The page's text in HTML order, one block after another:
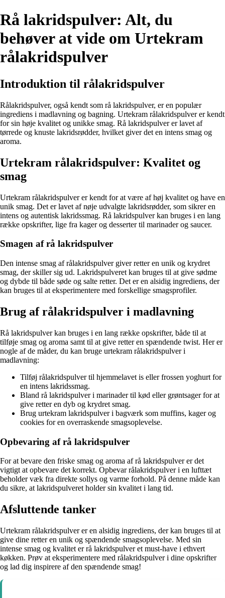
Rå lakridspulver: Alt, du
behøver at vide om Urtekram
rålakridspulver
Introduktion til rålakridspulver
Rålakridspulver, også kendt som rå lakridspulver, er en populær
ingrediens i madlavning og bagning. Urtekram rålakridspulver er kendt
for sin høje kvalitet og unikke smag. Rå lakridspulver er lavet af
tørrede og knuste lakridsrødder, hvilket giver det en intens smag og
aroma.
Urtekram rålakridspulver: Kvalitet og
smag
Urtekram rålakridspulver er kendt for at være af høj kvalitet og have en
unik smag. Det er lavet af nøje udvalgte lakridsrødder, som sikrer en
intens og autentisk lakridssmag. Rå lakridspulver kan bruges i en lang
række opskrifter, lige fra kager og desserter til marinader og saucer.
Smagen af rå lakridspulver
Den intense smag af rålakridspulver giver retter en unik og krydret
smag, der skiller sig ud. Lakridspulveret kan bruges til at give sødme
og dybde til både søde og salte retter. Det er en alsidig ingrediens, der
kan bruges til at eksperimentere med forskellige smagsprofiler.
Brug af rålakridspulver i madlavning
Rå lakridspulver kan bruges i en lang række opskrifter, både til at
tilføje smag og aroma samt til at give retter en spændende twist. Her er
nogle af de måder, du kan bruge urtekram rålakridspulver i
madlavning:
Tilføj rålakridspulver til hjemmelavet is eller frossen yoghurt for
en intens lakridssmag.
Bland rå lakridspulver i marinader til kød eller grøntsager for at
give retter en dyb og krydret smag.
Brug urtekram lakridspulver i bagværk som muffins, kager og
cookies for en overraskende smagsoplevelse.
Opbevaring af rå lakridspulver
For at bevare den friske smag og aroma af rå lakridspulver er det
vigtigt at opbevare det korrekt. Opbevar rålakridspulver i en lufttæt
beholder væk fra direkte sollys og varme forhold. På denne måde kan
du sikre, at lakridspulveret holder sin kvalitet i lang tid.
Afsluttende tanker
Urtekram rålakridspulver er en alsidig ingrediens, der kan bruges til at
give dine retter en unik og spændende smagsoplevelse. Med sin
intense smag og kvalitet er rå lakridspulver et must-have i ethvert
køkken. Prøv at eksperimentere med rålakridspulver i dine opskrifter
og lad dig inspirere af den spændende smag!